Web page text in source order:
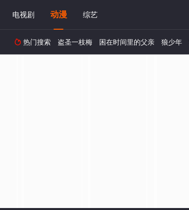
电视剧 动漫 综艺
 热门搜索 盗圣一枝梅 困在时间里的父亲 狼少年